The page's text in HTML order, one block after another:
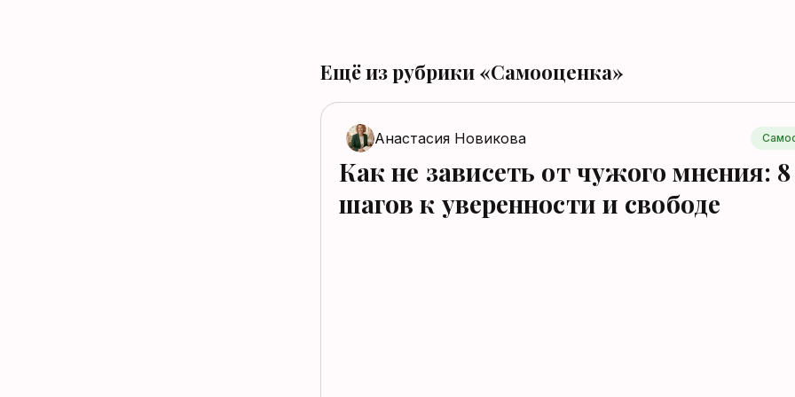
Ещё из рубрики «Самооценка»
Анастасия Новикова
Как не зависеть от чужого мнения: 8
шагов к уверенности и свободе